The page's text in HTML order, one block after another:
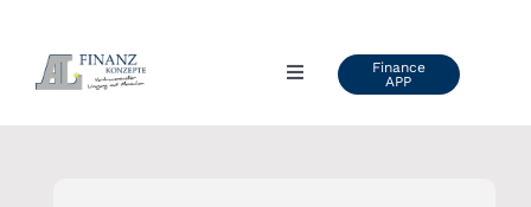
Inhalt
Toggle
Finance
APP